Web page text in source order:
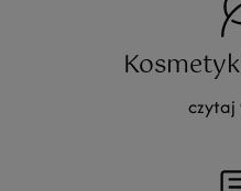
czytaj